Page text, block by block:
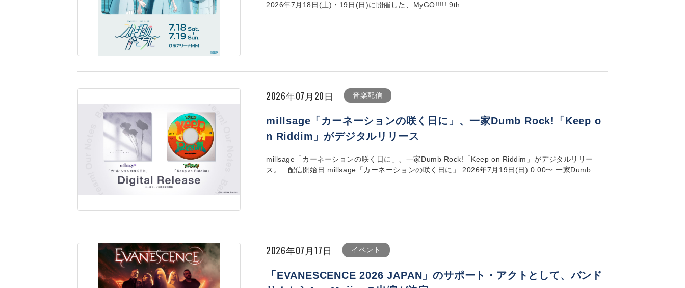
2026年7月18日(土)・19日(日)に開催した、MyGO!!!!! 9th...
2026年07月20日 音楽配信
millsage「カーネーションの咲く日に」、一家Dumb Rock!「Keep o
n Riddim」がデジタルリリース
millsage「カーネーションの咲く日に」、一家Dumb Rock!「Keep on Riddim」がデジタルリリー
ス。 配信開始日 millsage「カーネーションの咲く日に」 2026年7月19日(日) 0:00〜 一家Dumb...
2026年07月17日 イベント
「EVANESCENCE 2026 JAPAN」のサポート・アクトとして、バンド